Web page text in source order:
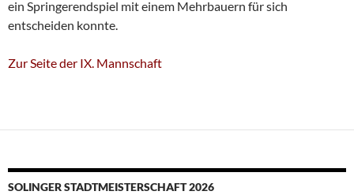
ein Springerendspiel mit einem Mehrbauern für sich
entscheiden konnte.
Zur Seite der IX. Mannschaft
SOLINGER STADTMEISTERSCHAFT 2026